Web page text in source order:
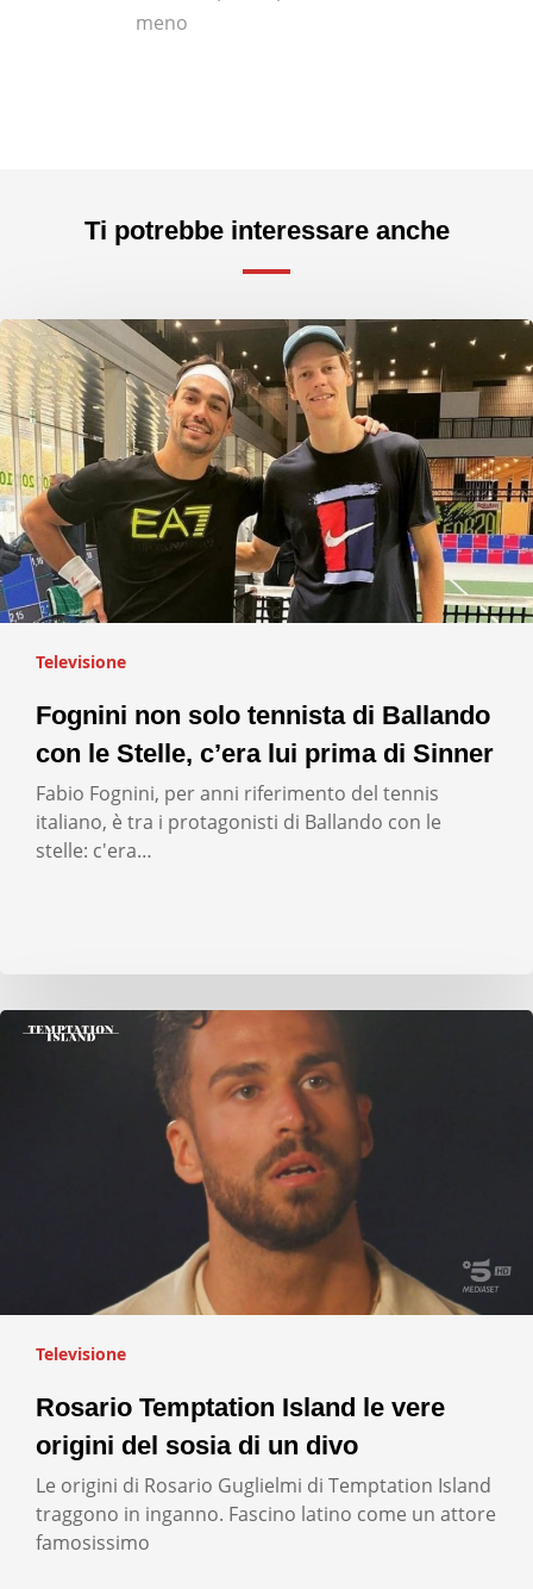
meno
Ti potrebbe interessare anche
Televisione
Fognini non solo tennista di Ballando
con le Stelle, c’era lui prima di Sinner
Fabio Fognini, per anni riferimento del tennis
italiano, è tra i protagonisti di Ballando con le
stelle: c'era…
Televisione
Rosario Temptation Island le vere
origini del sosia di un divo
Le origini di Rosario Guglielmi di Temptation Island
traggono in inganno. Fascino latino come un attore
famosissimo